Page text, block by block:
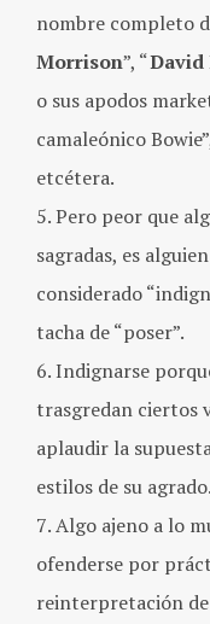
nombre completo
Morrison”, “David
o sus apodos
camaleónico
etcétera.
Pero peor que
sagradas, es
considerado
tacha de “poser”.
Indignarse
trasgredan ciertos
aplaudir la
estilos de su agrado.
Algo ajeno a lo
ofenderse por
reinterpretación